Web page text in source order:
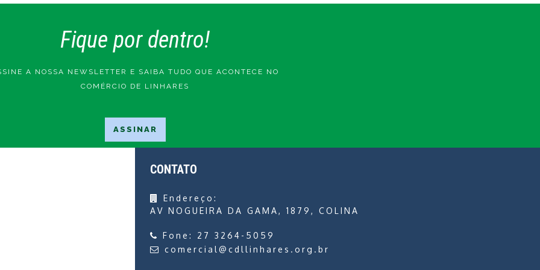
Fique por dentro!
A NOSSA NEWSLETTER E SAIBA TUDO QUE ACONTECE NO
COMÉRCIO DE LINHARES
CONTATO
Endereço:
AV NOGUEIRA DA GAMA, 1879, COLINA
Fone: 27 3264-5059
comercial@cdllinhares.org.br